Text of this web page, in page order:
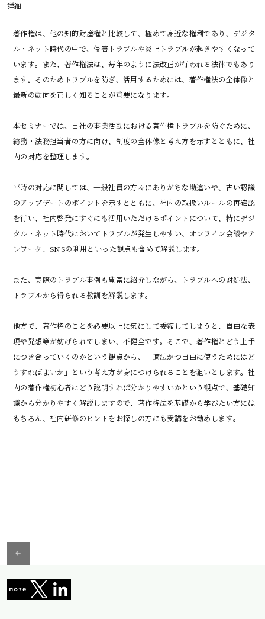
詳細
著作権は、他の知的財産権と比較して、極めて身近な権利であり、デジタ
ル・ネット時代の中で、侵害トラブルや炎上トラブルが起きやすくなって
います。また、著作権法は、毎年のように法改正が行われる法律でもあり
ます。そのためトラブルを防ぎ、活用するためには、著作権法の全体像と
最新の動向を正しく知ることが重要になります。
本セミナーでは、自社の事業活動における著作権トラブルを防ぐために、
総務・法務担当者の方に向け、制度の全体像と考え方を示すとともに、社
内の対応を整理します。
平時の対応に関しては、一般社員の方々にありがちな勘違いや、古い認識
のアップデートのポイントを示すとともに、社内の取扱いルールの再確認
を行い、社内啓発にすぐにも活用いただけるポイントについて、特にデジ
タル・ネット時代においてトラブルが発生しやすい、オンライン会議やテ
レワーク、SNSの利用といった観点も含めて解説します。
また、実際のトラブル事例も豊富に紹介しながら、トラブルへの対処法、
トラブルから得られる教訓を解説します。
他方で、著作権のことを必要以上に気にして委縮してしまうと、自由な表
現や発想等が妨げられてしまい、不健全です。そこで、著作権とどう上手
につき合っていくのかという観点から、「適法かつ自由に使うためにはど
うすればよいか」という考え方が身につけられることを狙いとします。社
内の著作権初心者にどう説明すれば分かりやすいかという観点で、基礎知
識から分かりやすく解説しますので、著作権法を基礎から学びたい方には
もちろん、社内研修のヒントをお探しの方にも受講をお勧めします。